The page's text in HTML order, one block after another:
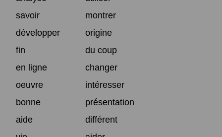
savoir
montrer
développer
origine
fin
du coup
en ligne
changer
oeuvre
intéresser
bonne
présentation
aide
différent